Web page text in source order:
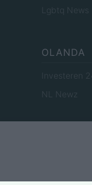
Lgbtq News
OLANDA
Investeren 24
NL Newz